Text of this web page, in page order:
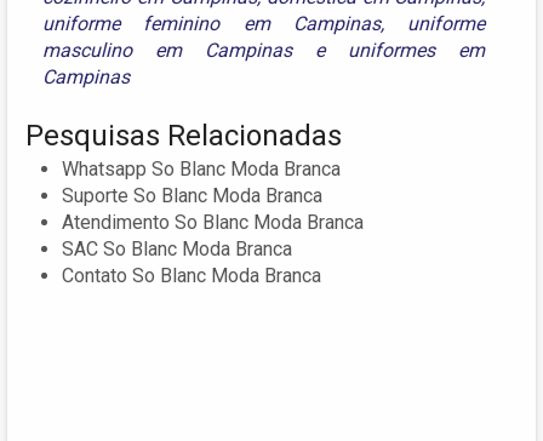
uniforme feminino em Campinas, uniforme
masculino em Campinase uniformes em
Campinas
Pesquisas Relacionadas
Whatsapp So Blanc Moda Branca
Suporte So Blanc Moda Branca
Atendimento So Blanc Moda Branca
SAC So Blanc Moda Branca
Contato So Blanc Moda Branca